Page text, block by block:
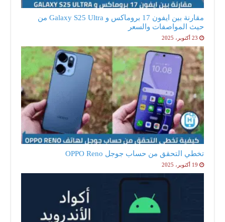
مقارنة بين ايفون 17 بروماكس و Galaxy S25 Ultra من
حيث المواصفات والسعر
23 أكتوبر، 2025
تخطي التحقق من حساب جوجل OPPO Reno
19 أكتوبر، 2025